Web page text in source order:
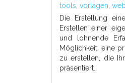
tools vorlagen
Die Erstellung
Erstellen einer
und lohnende
Möglichkeit, eine
zu erstellen, die
präsentiert.